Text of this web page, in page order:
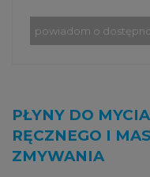
powiadom o
PŁYNY DO
RĘCZNEGO I
ZMYWANIA